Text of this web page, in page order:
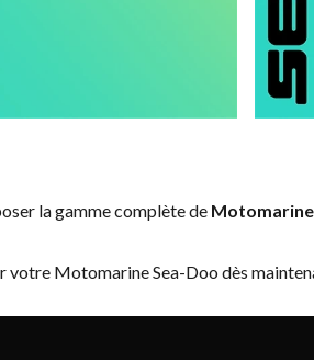
la gamme complète de
votre Motomarine Sea-Doo dès